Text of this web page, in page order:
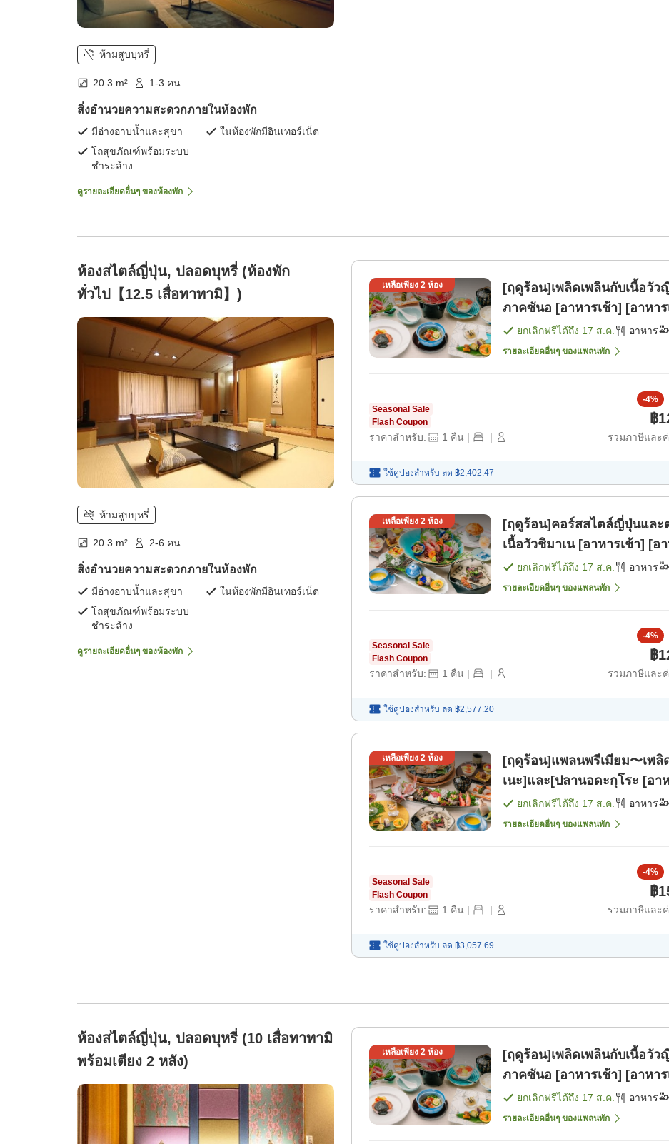
ห้ามสูบบุหรี่
20.3 m² 1-3 คน
สิ่งอำนวยความสะดวกภายในห้องพัก
มีอ่างอาบน้ำและสุขา
ในห้องพักมีอินเทอร์เน็ต
โถสุขภัณฑ์พร้อมระบบ
ชำระล้าง
ดูรายละเอียดอื่นๆ ของห้องพัก
ห้องสไตล์ญี่ปุ่น, ปลอดบุหรี่ (ห้องพัก
ทั่วไป【12.5 เสื่อทาทามิ】)
ห้ามสูบบุหรี่
20.3 m² 2-6 คน
สิ่งอำนวยความสะดวกภายในห้องพัก
มีอ่างอาบน้ำและสุขา
ในห้องพักมีอินเทอร์เน็ต
โถสุขภัณฑ์พร้อมระบบ
ชำระล้าง
ดูรายละเอียดอื่นๆ ของห้องพัก
เหลือเพียง 2 ห้อง
[ฤดูร้อน]เพลิดเพลินกับเนื้อวัว
ภาคซันอ [อาหารเช้า] [อาหาร
ยกเลิกฟรีได้ถึง 17 ส.ค. อาหาร
รายละเอียดอื่นๆ ของแพลนพัก
Seasonal Sale
Flash Coupon
ราคาสำหรับ: 1 คืน | |
-4%
฿
รวมภาษีและ
ใช้คูปองสำหรับ ลด ฿2,402.47
เหลือเพียง 2 ห้อง
[ฤดูร้อน]คอร์สสไตล์ญี่ปุ่นและ
เนื้อวัวชิมาเน [อาหารเช้า] [อ
ยกเลิกฟรีได้ถึง 17 ส.ค. อาหาร
รายละเอียดอื่นๆ ของแพลนพัก
Seasonal Sale
Flash Coupon
ราคาสำหรับ: 1 คืน | |
-4%
฿
รวมภาษีและ
ใช้คูปองสำหรับ ลด ฿2,577.20
เหลือเพียง 2 ห้อง
[ฤดูร้อน]แพลนพรีเมียม〜เพลิ
เนะ]และ[ปลานอดะกุโระ [อา
ยกเลิกฟรีได้ถึง 17 ส.ค. อาหาร
รายละเอียดอื่นๆ ของแพลนพัก
Seasonal Sale
Flash Coupon
ราคาสำหรับ: 1 คืน | |
-4%
฿
รวมภาษีและ
ใช้คูปองสำหรับ ลด ฿3,057.69
ห้องสไตล์ญี่ปุ่น, ปลอดบุหรี่ (10 เสื่อทาทามิ
พร้อมเตียง 2 หลัง)
เหลือเพียง 2 ห้อง
[ฤดูร้อน]เพลิดเพลินกับเนื้อวัว
ภาคซันอ [อาหารเช้า] [อาหาร
ยกเลิกฟรีได้ถึง 17 ส.ค. อาหาร
รายละเอียดอื่นๆ ของแพลนพัก